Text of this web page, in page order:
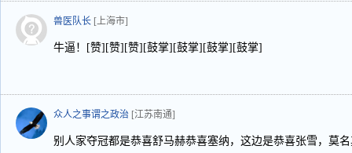
兽医队长 [上海市]
牛逼！[赞][赞][赞][鼓掌][鼓掌][鼓掌][鼓掌]
众人之事谓之政治 [江苏南通]
别人家夺冠都是恭喜舒马赫恭喜塞纳，这边是恭喜张雪，莫